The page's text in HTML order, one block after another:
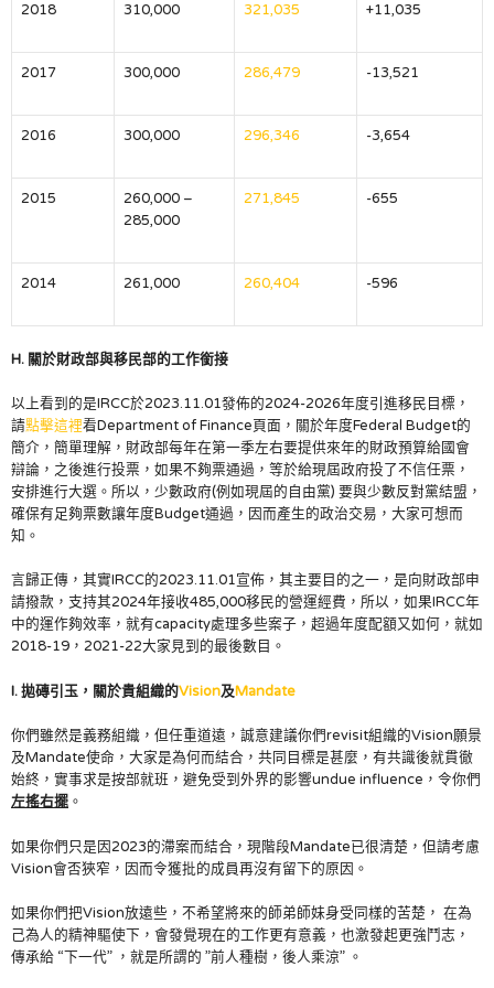
2018 310,000 321,035 +11,035
2017 300,000 286,479 -13,521
2016 300,000 296,346 -3,654
2015
260,000 –
285,000
271,845 -655
2014 261,000 260,404 -596
H. 關於財政部與移民部的工作銜接
以上看到的是IRCC於2023.11.01發佈的2024-2026年度引進移民目標，
請點擊這裡看Department of Finance頁面，關於年度Federal Budget的
簡介，簡單理解，財政部每年在第一季左右要提供來年的財政預算給國會
辯論，之後進行投票，如果不夠票通過，等於給現屆政府投了不信任票，
安排進行大選。所以，少數政府(例如現屆的自由黨) 要與少數反對黨結盟，
確保有足夠票數讓年度Budget通過，因而產生的政治交易，大家可想而
知。
言歸正傳，其實IRCC的2023.11.01宣佈，其主要目的之一，是向財政部申
請撥款，支持其2024年接收485,000移民的營運經費，所以，如果IRCC年
中的運作夠效率，就有capacity處理多些案子，超過年度配額又如何，就如
2018-19，2021-22大家見到的最後數目。
I. 拋磚引玉，關於貴組織的Vision及Mandate
你們雖然是義務組織，但任重道遠，誠意建議你們revisit組織的Vision願景
及Mandate使命，大家是為何而結合，共同目標是甚麼，有共識後就貫徹
始終，實事求是按部就班，避免受到外界的影響undue influence，令你們
左搖右擺 。
如果你們只是因2023的滯案而結合，現階段Mandate已很清楚，但請考慮
Vision會否狹窄，因而令獲批的成員再沒有留下的原因。
如果你們把Vision放遠些，不希望將來的師弟師妹身受同樣的苦楚， 在為
己為人的精神驅使下，會發覺現在的工作更有意義，也激發起更強鬥志，
傳承給 “下一代” ，就是所謂的 ”前人種樹，後人乘涼” 。